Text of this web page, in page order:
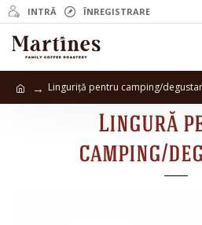
INTRĂ ÎNREGISTRARE
Linguriță pentru camping/
Lingură
camping/